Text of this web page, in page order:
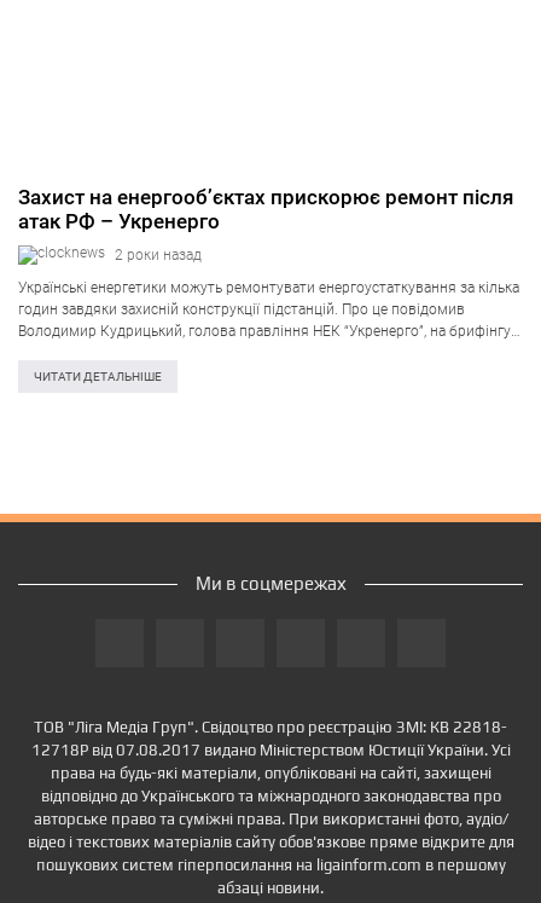
Захист на енергооб’єктах прискорює ремонт після
атак РФ – Укренерго
2 роки назад
Українські енергетики можуть ремонтувати енергоустаткування за кілька
годин завдяки захисній конструкції підстанцій. Про це повідомив
Володимир Кудрицький, голова правління НЕК “Укренерго”, на брифінгу
споживачів було відновлено у найкоротший термін. “Цим ми…
ЧИТАТИ ДЕТАЛЬНІШЕ
ТОВ "Ліга Медіа Груп". Свідоцтво про реєстрацію ЗМІ: КВ 22818-
12718Р від 07.08.2017 видано Міністерством Юстиції України. Усі
права на будь-які матеріали, опубліковані на сайті, захищені
відповідно до Українського та міжнародного законодавства про
авторське право та суміжні права. При використанні фото, аудіо/
відео і текстових матеріалів сайту обов'язкове пряме відкрите для
пошукових систем гіперпосилання на ligainform.com в першому
абзаці новини.
Ми в соцмережах